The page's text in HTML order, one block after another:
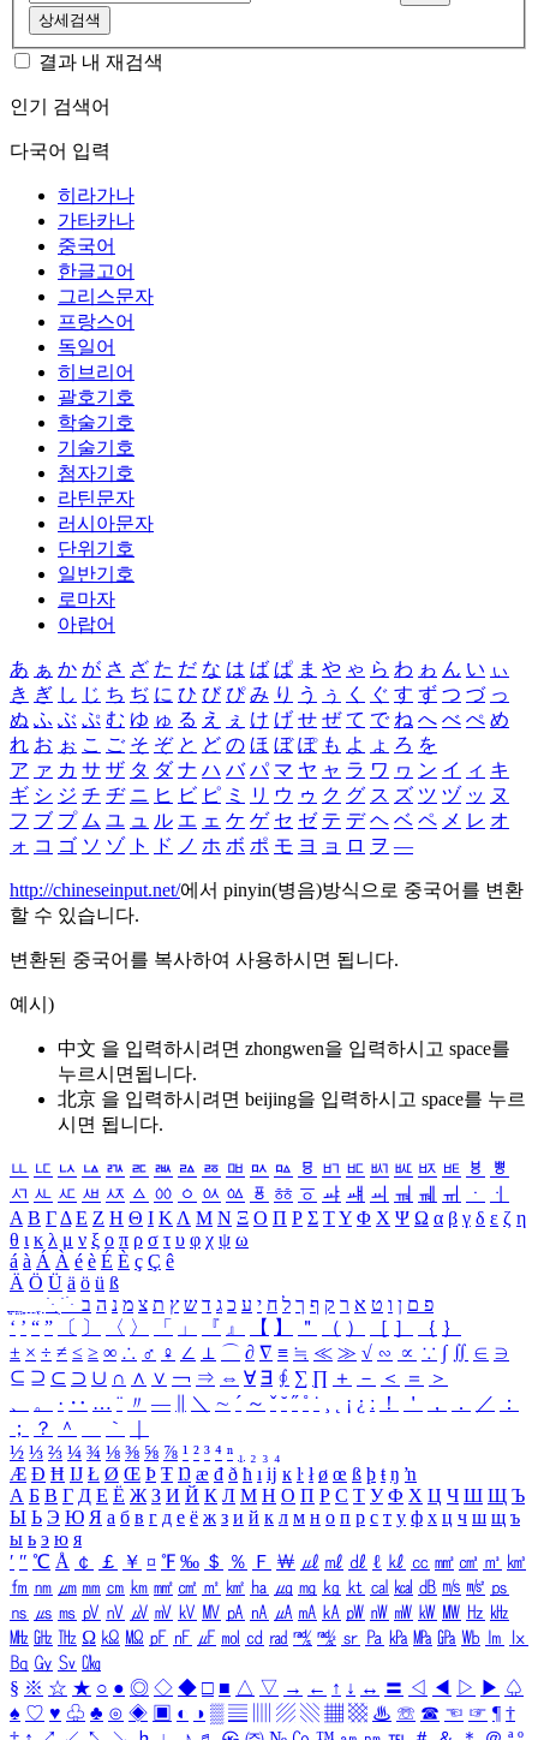
상세검색
결과 내 재검색
인기 검색어
다국어 입력
히라가나
가타카나
중국어
한글고어
그리스문자
프랑스어
독일어
히브리어
괄호기호
학술기호
기술기호
첨자기호
라틴문자
러시아문자
단위기호
일반기호
로마자
아랍어
あ ぁ か が さ ざ た だ な は ば ぱ ま や ゃ ら わ ゎ ん い ぃ
き ぎ し じ ち ぢ に ひ び ぴ み り う ぅ く ぐ す ず つ づ っ
ぬ ふ ぶ ぷ む ゆ ゅ る え ぇ け げ せ ぜ て で ね へ べ ぺ め
れ お ぉ こ ご そ ぞ と ど の ほ ぼ ぽ も よ ょ ろ を
ア ァ カ サ ザ タ ダ ナ ハ バ パ マ ヤ ャ ラ ワ ヮ ン イ ィ キ
ギ シ ジ チ ヂ ニ ヒ ビ ピ ミ リ ウ ゥ ク グ ス ズ ツ ヅ ッ ヌ
フ ブ プ ム ユ ュ ル エ ェ ケ ゲ セ ゼ テ デ ヘ ベ ペ メ レ オ
ォ コ ゴ ソ ゾ ト ド ノ ホ ボ ポ モ ヨ ョ ロ ヲ ―
http://chineseinput.net/에서 pinyin(병음)방식으로 중국어를 변환
할 수 있습니다.
변환된 중국어를 복사하여 사용하시면 됩니다.
예시)
中文 을 입력하시려면 zhongwen을 입력하시고 space를
누르시면됩니다.
北京 을 입력하시려면 beijing을 입력하시고 space를 누르
시면 됩니다.
ㅥ ㅦ ㅧ ㅨ ㅩ ㅪ ㅫ ㅬ ㅭ ㅮ ㅯ ㅰ ㅱ ㅲ ㅳ ㅴ ㅵ ㅶ ㅷ ㅸ
ㅹ
ㅺ ㅻ ㅼ ㅽ ㅾ ㅿ ㆀ ㆁ ㆂ ㆃ ㆄ ㆅ ㆆ ㆇ ㆈ ㆉ ㆊ ㆋ ㆌ ㆍ
ㆎ
Α Β ΓΔ Ε Ζ Η Θ Ι ΚΛ Μ Ν Ξ Ο Π Ρ Σ ΤΥ Φ Χ Ψ Ω α β γ δ ε ζ η
θ ι κ λ μ ν ξ ο π ρ σ τ υ φ χ ψ ω
á à Á À é è É È ç Ç ê
Ä Ö Ü ä ö ü ß
ִֶֹ ֻּ ׁׂ פ ם ן ו ט א ר ק ף ך ל ח י ע כ ג ד ש ץ ת צ מ נ ה ב
‘ ’ “ ” 〔 〕 〈 〉 「 」 『 』 【 】 ＂ （ ） ［ ］ ｛ ｝
± × ÷ ≠ ≤ ≥ ∞ ∴ ♂ ♀ ∠ ⊥ ⌒ ∂ ∇ ≡ ≒ ≪ ≫ √ ∽ ∝ ∵ ∫ ∬ ∈ ∋
⊆ ⊇ ⊂ ⊃ ∪ ∩ ∧ ∨ ￢ ⇒ ⇔ ∀ ∃ ∮ ∑ ∏ ＋ － ＜ ＝
＞
、
。 · ‥ … ¨ 〃 ― ＼ ∼ ´ ～ ˇ ˘ ˝ ˚ ˙ ¸ ¡ ¿ ː ！ ＇ ， ． ／
：
；
？ ＾ ｀
½ ⅓ ⅔ ¼ ¾ ⅛ ⅜ ⅝ ⅞ ¹ ² ³ ⁴ ⁿ ₁ ₂ ₃ ₄
Æ Ð Ħ Ĳ Ł Ø Œ Þ Ŧ Ŋ æ đ ð ħ ı ĳ ĸ ŀ ł ø œ ß þ ŧ ŋ ŉ
А Б В Г Д Е Ё Ж З И Й К Л М Н О П Р С Т У Ф Х Ц Ч Ш Щ Ъ
Ы Ь Э Ю Я а б в г д е ё ж з и й к л м н о п р с т у ф х ц ч ш щ ъ
ы ь э ю я
′ ″ ℃ Å ￠ ￡ ￥ ¤ ℉ ‰ ＄ ％ Ｆ ￦ ㎕ ㎖ ㎗ ℓ ㎘ ㏄ ㎣ ㎤ ㎥ ㎦
㎙ ㎚ ㎛ ㎜ ㎝ ㎞ ㎟ ㎠ ㎡ ㎢ ㏊ ㎍ ㎎ ㎏ ㏏ ㎈ ㎉ ㏈ ㎧ ㎨ ㎰
㎱ ㎲ ㎳ ㎴ ㎵ ㎶ ㎷ ㎸ ㎹ ㎀ ㎁ ㎂ ㎃ ㎄ ㎺ ㎻ ㎽ ㎾ ㎿ ㎐ ㎑
㎒ ㎓ ㎔ Ω ㏀ ㏁ ㎊ ㎋ ㎌ ㏖ ㏅ ㎭ ㎮ ㎯ ㏛ ㎩ ㎪ ㎫ ㎬ ㏝ ㏐
㏓
㏃ ㏉ ㏜ ㏆
§ ※ ☆ ★ ○ ● ◎ ◇ ◆ □ ■ △ ▽ → ← ↑ ↓ ↔ 〓 ◁ ◀ ▷ ▶ ♤
♠ ♡ ♥ ♧ ♣ ⊙ ◈ ▣ ◐ ◑ ▒ ▤ ▨ ▧ ▦ ▩ ♨ ☏ ☎ ☜ ☞ ¶ †